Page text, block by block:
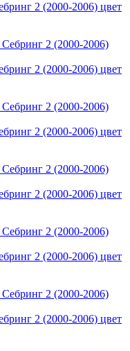
2 (2000-2006) цвет
2 (2000-2006) цвет
2 (2000-2006) цвет
2 (2000-2006) цвет
2 (2000-2006) цвет
2 (2000-2006) цвет